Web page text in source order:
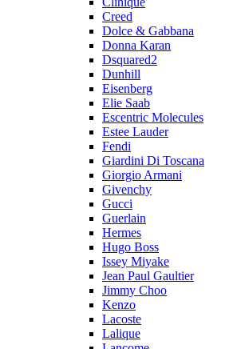
Creed
Dolce & Gabbana
Donna Karan
Dsquared2
Dunhill
Eisenberg
Elie Saab
Escentric Molecules
Estee Lauder
Fendi
Giardini Di Toscana
Giorgio Armani
Givenchy
Gucci
Guerlain
Hermes
Hugo Boss
Issey Miyake
Jean Paul Gaultier
Jimmy Choo
Kenzo
Lacoste
Lalique